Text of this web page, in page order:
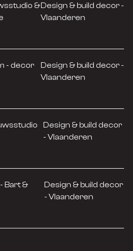
&Design & build decor -
Vlaanderen
- decor
Design & build decor -
Vlaanderen
Design & build decor
- Vlaanderen
Bart &
Design & build decor
- Vlaanderen